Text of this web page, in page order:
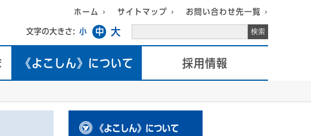
ホーム サイトマップ お問い合わせ先一覧
文字の大きさ: 小 中 大
《よこしん》について 採用情報
《よこしん》について